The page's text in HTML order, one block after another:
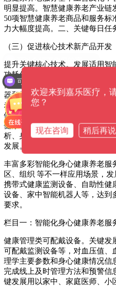
明显提高。智慧健康养老产业
50项智慧健康养老商品和服务
力大幅度提高。二、关键每日任
（三）促进核心技术新产品开发
提升关键核心技术。发展适用智
功耗低、小型化智能化传感器技
性,大空间、小型化磷酸原技术
器和轻巧电脑操作系统。提升身
老化设计方案与开发设计。提升
健康生理学检验、监测系统。适
健康管理服务平台集成化设计方
析、身心健康互联网大数据变化
发展。
丰富多彩智能化身心健康养老服
区、组织 等不一样应用场景，发
携带式健康监测设备、自助性健
设备、家中智能机器人等，达到
要求。
栏目一：智能化身心健康养老服
健康管理类可配戴设备。关键发
可配戴监测设备等，对血压值、
理学主要参数和身心健康情况信
完成线上及时管理方法和预警信
键发展用以家中、家庭医师、小
可以提供解决方案吗？
欢迎来到嘉乐医疗，
您？
现在咨询 稍后再说